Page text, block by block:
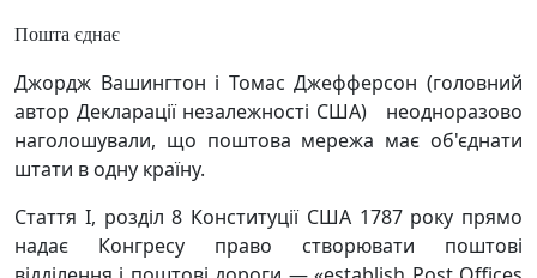
Пошта єднає
Джордж Вашингтон і Томас Джефферсон (головний
автор Декларації незалежності США) неодноразово
наголошували, що поштова мережа має об'єднати
штати в одну країну.
Стаття І, розділ 8 Конституції США 1787 року прямо
надає Конгресу право створювати поштові